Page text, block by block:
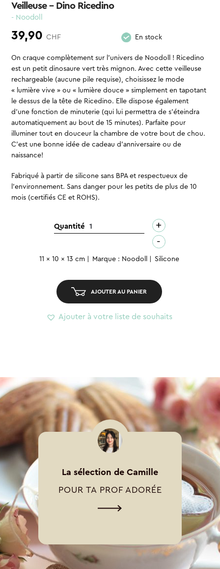
Veilleuse – Dino Ricedino
- Noodoll
39,90 CHF En stock
On craque complètement sur l’univers de Noodoll ! Ricedino
est un petit dinosaure vert très mignon. Avec cette veilleuse
rechargeable (aucune pile requise), choisissez le mode
« lumière vive » ou « lumière douce » simplement en tapotant
le dessus de la tête de Ricedino. Elle dispose également
d’une fonction de minuterie (qui lui permettra de s’éteindra
automatiquement au bout de 15 minutes). Parfaite pour
illuminer tout en douceur la chambre de votre bout de chou.
C’est une bonne idée de cadeau d’anniversaire ou de
naissance!
Fabriqué à partir de silicone sans BPA et respectueux de
l’environnement. Sans danger pour les petits de plus de 10
mois (certifiés CE et ROHS).
Quantitéquantité
–
+
-
11 x 10 x 13 cm Marque : Noodoll Silicone
AJOUTER AU PANIER
Ajouter à votre liste de souhaits
La sélection de Camille
POUR TA PROF ADORÉE